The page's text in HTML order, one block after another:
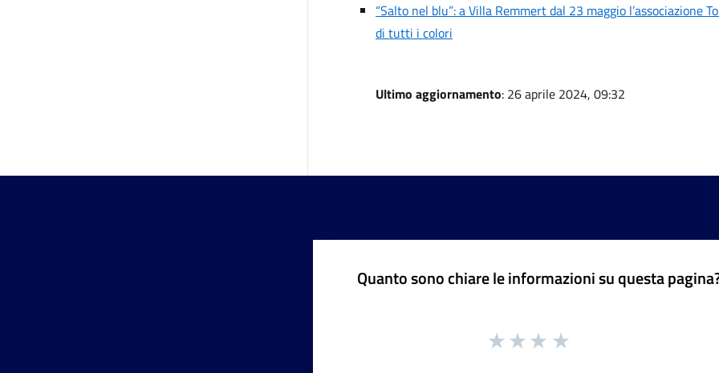
“Salto nel blu”: a Villa Remmert dal 23 maggio l’associazione
di tutti i colori
Ultimo aggiornamento: 26 aprile 2024, 09:32
Quanto sono chiare le informazioni su questa